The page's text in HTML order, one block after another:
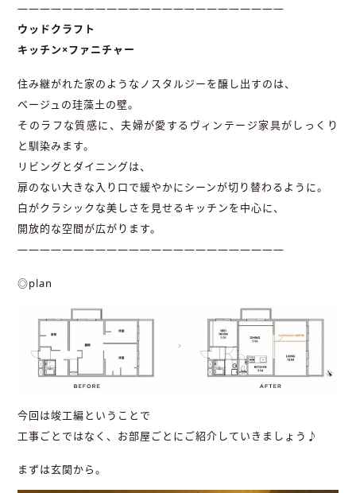
――――――――――――――――――――――――
ウッドクラフト
キッチン×ファニチャー
住み継がれた家のようなノスタルジーを醸し出すのは、
ベージュの珪藻土の壁。
そのラフな質感に、夫婦が愛するヴィンテージ家具がしっくり
と馴染みます。
リビングとダイニングは、
扉のない大きな入り口で緩やかにシーンが切り替わるように。
白がクラシックな美しさを見せるキッチンを中心に、
開放的な空間が広がります。
――――――――――――――――――――――――
◎plan
今回は竣工編ということで
工事ごとではなく、お部屋ごとにご紹介していきましょう♪
まずは玄関から。